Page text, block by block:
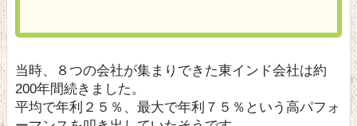
当時、８つの会社が集まりできた東インド会社は約
200年間続きました。
平均で年利２５％、最大で年利７５％という高パフォ